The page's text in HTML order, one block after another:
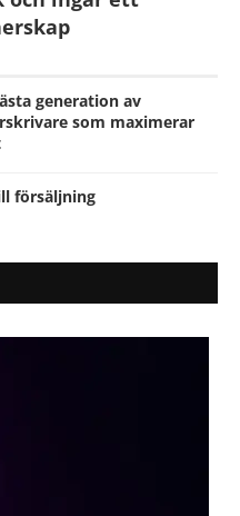
generation av
som maximerar
försäljning